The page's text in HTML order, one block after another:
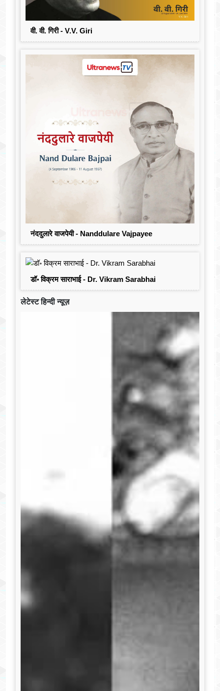
वी. वी. गिरी - V.V. Giri
नंददुलारे वाजपेयी - Nanddulare Vajpayee
डॉ॰ विक्रम साराभाई - Dr. Vikram Sarabhai
लेटेस्ट हिन्दी न्यूज़